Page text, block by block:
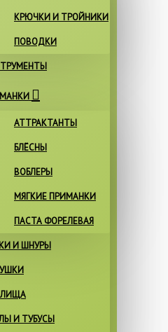
КРЮЧКИ И ТРОЙНИКИ
ПОВОДКИ
АТТРАКТАНТЫ
БЛЁСНЫ
ВОБЛЕРЫ
МЯГКИЕ ПРИМАНКИ
ПАСТА ФОРЕЛЕВАЯ
И ШНУРЫ
И ТУБУСЫ